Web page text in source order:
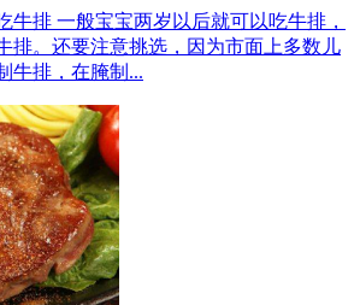
牛排 一般宝宝两岁以后就可以吃牛排，
排。还要注意挑选，因为市面上多数儿
牛排，在腌制...